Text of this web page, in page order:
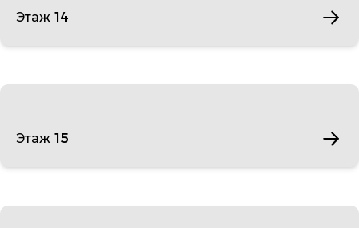
Этаж 14
Этаж 15